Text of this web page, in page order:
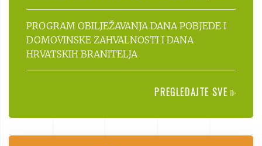
PROGRAM OBILJEŽAVANJA DANA POBJEDE I
DOMOVINSKE ZAHVALNOSTI I DANA
HRVATSKIH BRANITELJA
PREGLEDAJTE SVE